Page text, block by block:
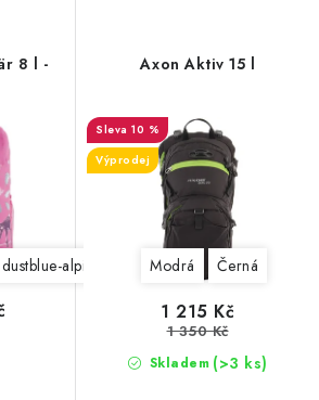
8 l -
dustblue-alpinegreen kiwi artic
Axon Aktiv 15 l
10 %
Výprodej
Modrá Černá
Skladem (>3 ks)
1 215 Kč
1 350 Kč